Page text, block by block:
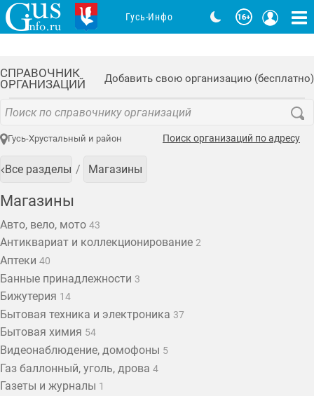
СПРАВОЧНИК
ОРГАНИЗАЦИЙ
Добавить свою организацию (бесплатно)
Гусь-Хрустальный и район Поиск организаций по адресу
Все разделы Магазины
Магазины
Авто, вело, мото 43
Антиквариат и коллекционирование 2
Аптеки 40
Банные принадлежности 3
Бижутерия 14
Бытовая техника и электроника 37
Бытовая химия 54
Видеонаблюдение, домофоны 5
Газ баллонный, уголь, дрова 4
Газеты и журналы 1
Гусь-Инфо